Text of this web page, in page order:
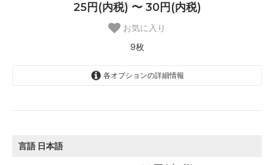
25円(内税) 〜 30円(内税)
お気に入り
9枚
各オプションの詳細情報
英語
言語 日本語